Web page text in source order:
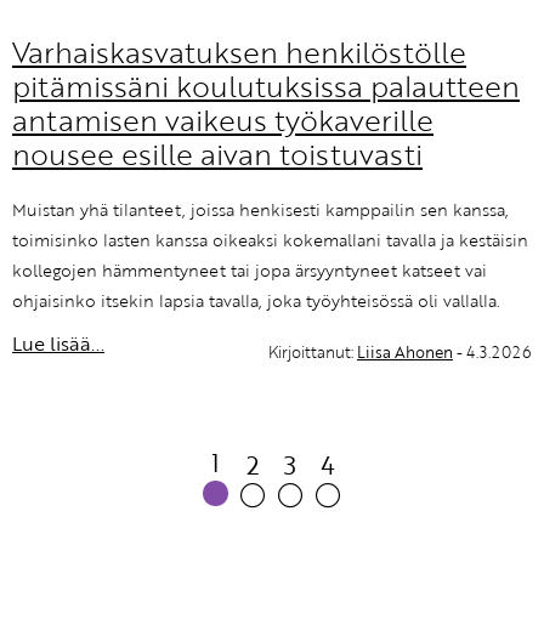
Varhaiskasvatuksen henkilöstölle
pitämissäni koulutuksissa palautteen
antamisen vaikeus työkaverille
nousee esille aivan toistuvasti
Muistan yhä tilanteet, joissa henkisesti kamppailin sen kanssa,
toimisinko lasten kanssa oikeaksi kokemallani tavalla ja kestäisin
kollegojen hämmentyneet tai jopa ärsyyntyneet katseet vai
ohjaisinko itsekin lapsia tavalla, joka työyhteisössä oli vallalla.
Lue lisää... Kirjoittanut: Liisa Ahonen - 4.3.2026
1 2 3 4